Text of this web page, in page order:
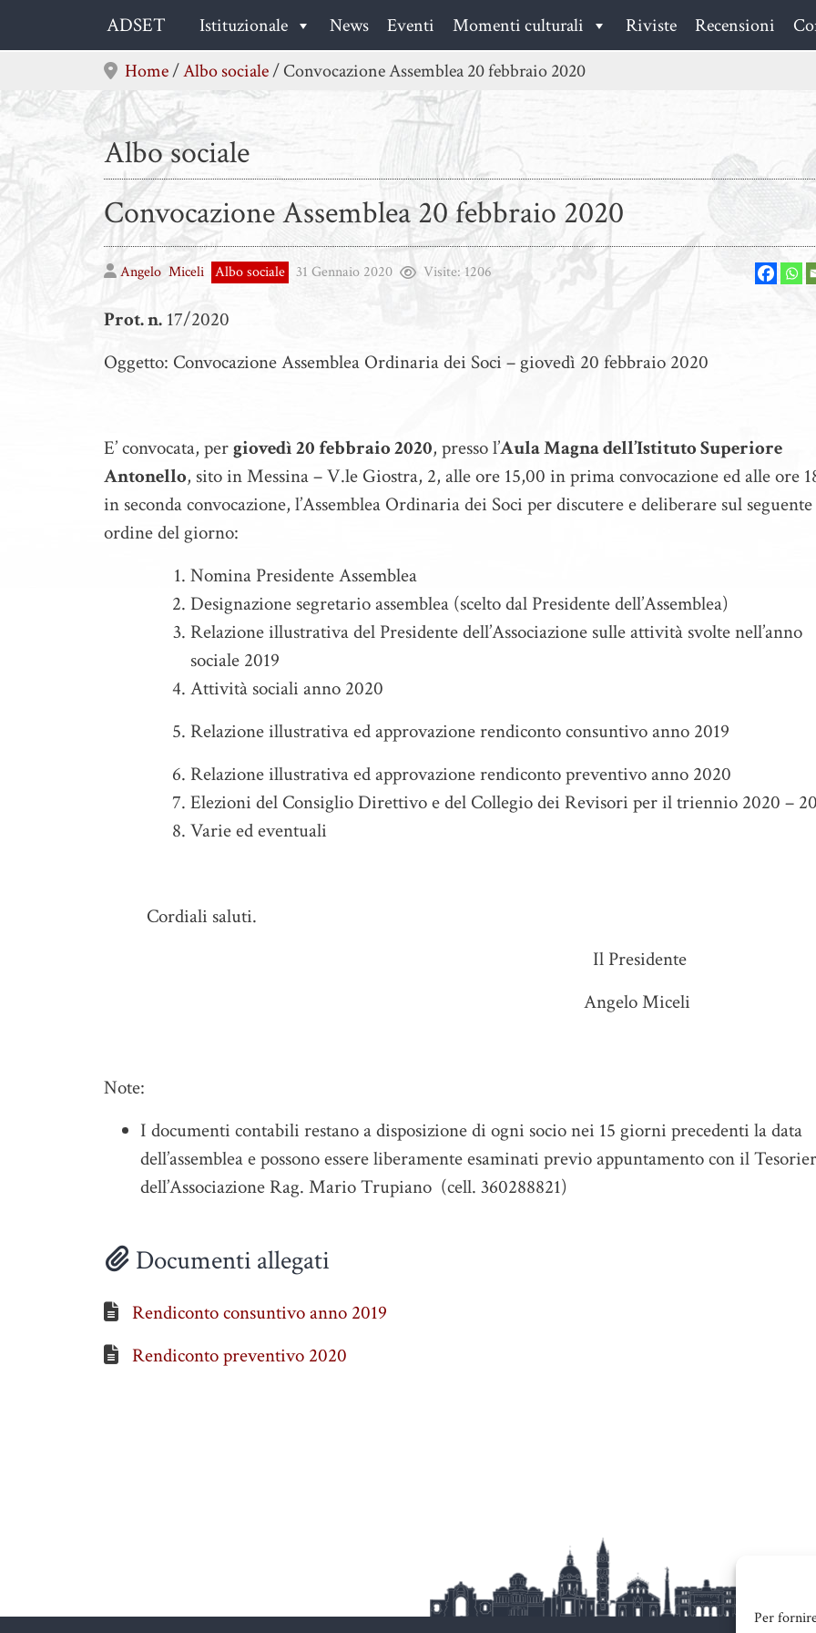
Per
ADSET Istituzionale News Eventi Momenti culturali Riviste Recensioni
Home/Albo sociale/Convocazione Assemblea 20 febbraio 2020
Albo sociale
Convocazione Assemblea 20 febbraio 2020
Angelo Miceli Albo sociale 31 Gennaio 2020 Visite: 1206
Prot. n. 17/2020
Oggetto: Convocazione Assemblea Ordinaria dei Soci – giovedì 20 febbraio 2020
E’ convocata, pergiovedì 20 febbraio 2020, presso l’Aula Magna dell’Istituto Superiore
Antonello, sito in Messina – V.le Giostra, 2, alle ore 15,00 in prima convocazione ed alle ore
in seconda convocazione, l’Assemblea Ordinaria dei Soci per discutere e deliberare sul seguente
ordine del giorno:
Nomina Presidente Assemblea
Designazione segretario assemblea (scelto dal Presidente dell’Assemblea)
Relazione illustrativa del Presidente dell’Associazione sulle attività svolte nell’anno
sociale 2019
Attività sociali anno 2020
Relazione illustrativa ed approvazione rendiconto consuntivo anno 2019
Relazione illustrativa ed approvazione rendiconto preventivo anno 2020
Elezioni del Consiglio Direttivo e del Collegio dei Revisori per il triennio 2020 –
Varie ed eventuali
Cordiali saluti.
Il Presidente
Angelo Miceli
Note:
I documenti contabili restano a disposizione di ogni socio nei 15 giorni precedenti la data
dell’assemblea e possono essere liberamente esaminati previo appuntamento con il
dell’Associazione Rag. Mario Trupiano (cell. 360288821)
Documenti allegati
Rendiconto consuntivo anno 2019
Rendiconto preventivo 2020